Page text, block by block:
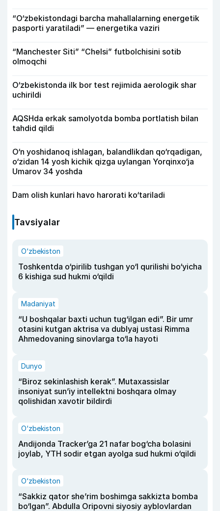
“O‘zbekistondagi barcha mahallalarning energetik
pasporti yaratiladi” — energetika vaziri
“Manchester Siti” “Chelsi” futbolchisini sotib
olmoqchi
O‘zbekistonda ilk bor test rejimida aerologik shar
uchirildi
AQSHda erkak samolyotda bomba portlatish bilan
tahdid qildi
O‘n yoshidanoq ishlagan, balandlikdan qo‘rqadigan,
o‘zidan 14 yosh kichik qizga uylangan Yorqinxo‘ja
Umarov 34 yoshda
Dam olish kunlari havo harorati ko‘tariladi
Tavsiyalar
O‘zbekiston
Toshkentda o‘pirilib tushgan yo‘l qurilishi bo‘yicha
6 kishiga sud hukmi o‘qildi
Madaniyat
“U boshqalar baxti uchun tug‘ilgan edi”. Bir umr
otasini kutgan aktrisa va dublyaj ustasi Rimma
Ahmedovaning sinovlarga to‘la hayoti
Dunyo
“Biroz sekinlashish kerak”. Mutaxassislar
insoniyat sun’iy intellektni boshqara olmay
qolishidan xavotir bildirdi
O‘zbekiston
Andijonda Tracker’ga 21 nafar bog‘cha bolasini
joylab, YTH sodir etgan ayolga sud hukmi o‘qildi
O‘zbekiston
“Sakkiz qator she’rim boshimga sakkizta bomba
bo‘lgan”. Abdulla Oripovni siyosiy ayblovlardan